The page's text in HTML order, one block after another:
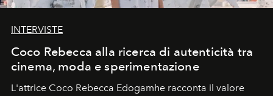
INTERVISTE
Coco Rebecca alla ricerca di autenticità tra
cinema, moda e sperimentazione
L'attrice Coco Rebecca Edogamhe racconta il valore